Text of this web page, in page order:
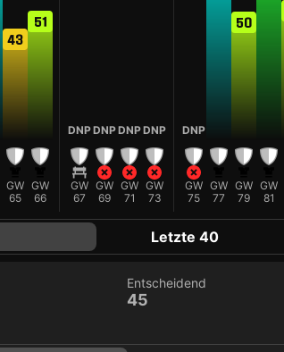
43
GW
65
51
GW
66
DNP
GW
67
DNP
GW
69
DNP
GW
71
DNP
GW
73
DNP
GW
75
GW
77
50
GW
79
GW
81
Letzte 40
Entscheidend
45